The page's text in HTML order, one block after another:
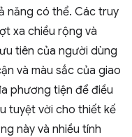
năng có thể. Các truy
xa chiều rộng và
tiên của người dùng
và màu sắc của giao
phương tiện để điều
tuyệt vời cho thiết kế
này và nhiều tính